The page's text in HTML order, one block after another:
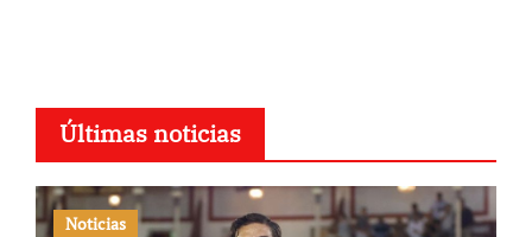
Últimas noticias
Noticias